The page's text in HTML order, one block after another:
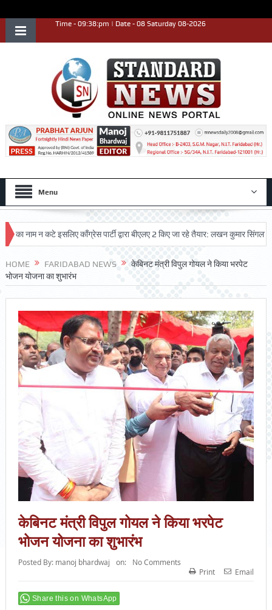
Time - 09:38:pm | Date - 08 Saturday 08-2026
Menu
न कटे इसलिए काँग्रेस पार्टी द्वारा बीएलए 2 किए जा रहे तैयार: लखन कुमार सिंगला
HOME FARIDABAD NEWS
केबिनट मंत्री विपुल गोयल ने किया भरपेट
भोजन योजना का शुभारंभ
केबिनट मंत्री विपुल गोयल ने किया भरपेट
भोजन योजना का शुभारंभ
Posted By: manoj bhardwaj on:
No Comments
Print
Email
Share this on WhatsApp